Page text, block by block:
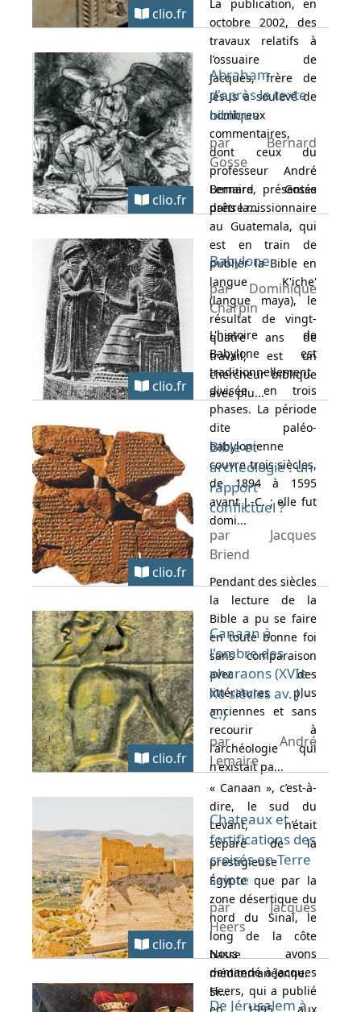
clio.fr
La publication, en
octobre 2002, des
travaux relatifs à
l’ossuaire de
Jacques, frère de
Jésus a soulevé de
nombreux
commentaires,
dont ceux du
professeur André
Lemaire, présentés
dans la...
clio.fr
Abraham
d'après le texte
biblique
par Bernard
Gosse
Bernard Gosse
prêtre missionnaire
au Guatemala, qui
est en train de
publier la Bible en
langue K'iche'
(langue maya), le
résultat de vingt-
quatre ans de
travail, est un
chercheur biblique
avec plu...
clio.fr
Babylone
par Dominique
Charpin
L'histoire de
Babylone est
traditionnellement
divisée en trois
phases. La période
dite paléo-
babylonienne
couvre trois siècles,
de 1894 à 1595
avant J.-C. ; elle fut
domi...
clio.fr
Bible et
archéologie : un
rapport
conflictuel ?
par Jacques
Briend
Pendant des siècles
la lecture de la
Bible a pu se faire
en toute bonne foi
sans comparaison
avec des
littératures plus
anciennes et sans
recourir à
l'archéologie qui
n'existait pa...
clio.fr
Canaan à
l'ombre des
pharaons (XVIe-
Xe siècles av. J.-
C.)
par André
Lemaire
« Canaan », c’est-à-
dire, le sud du
Levant, n’était
séparé de la
prestigieuse
Égypte que par la
zone désertique du
nord du Sinaï, le
long de la côte
basse
méditerranéenne.
Si...
clio.fr
Chateaux et
fortifications des
croisés en Terre
sainte
par Jacques
Heers
Nous avons
demandé à Jacques
Heers, qui a publié
De Jérusalem à